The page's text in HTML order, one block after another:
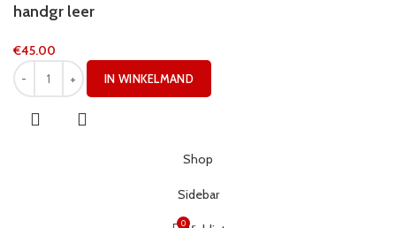
handgr leer
€45.00
IN WINKELMAND
Shop
Sidebar
0